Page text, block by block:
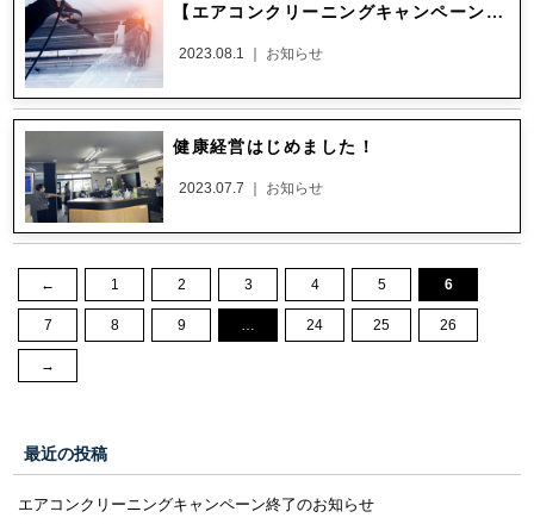
【エアコンクリーニングキャンペーン終了のお知らせ】
2023.08.1 ｜ お知らせ
健康経営はじめました！
2023.07.7 ｜ お知らせ
← 1 2 3 4 5 6
7 8 9 24 25 26
→
最近の投稿
エアコンクリーニングキャンペーン終了のお知らせ